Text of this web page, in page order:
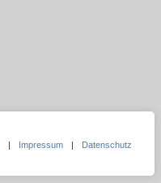
| Impressum |
Datenschutz